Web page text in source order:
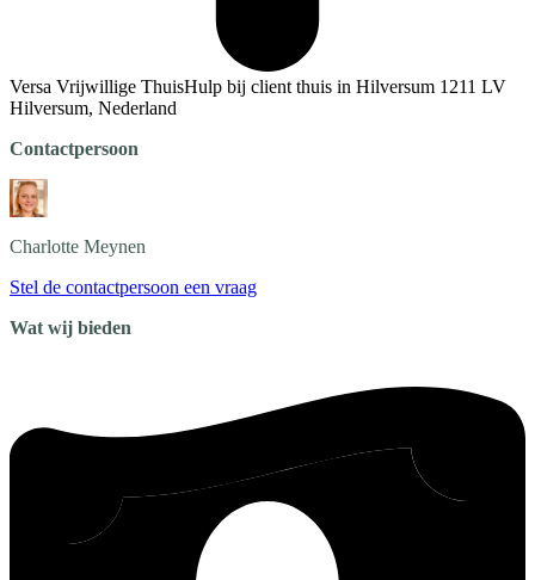
Versa Vrijwillige ThuisHulp bij client thuis in Hilversum 1211 LV
Hilversum, Nederland
Contactpersoon
Charlotte Meynen
Stel de contactpersoon een vraag
Wat wij bieden